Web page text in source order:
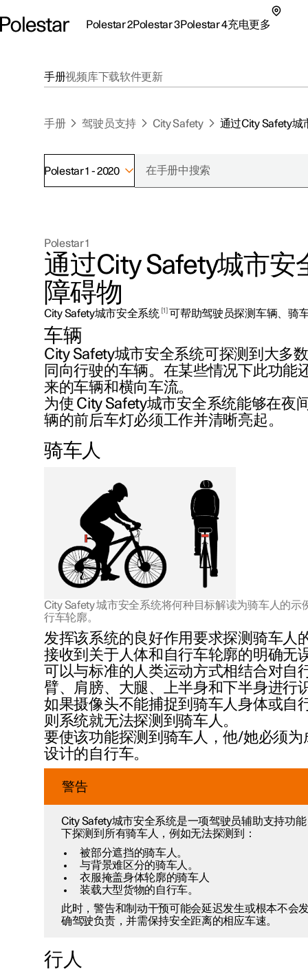
Polestar 2Polestar 3Polestar 4充电更多
联系我们
极星官方二手车
探索Polestar 3
联系我们
公共充电
家庭充电
车主服务
新闻
注册新闻
手册视频库下载软件更新
手册 驾驶员支持 City Safety 通过City Safety城
Polestar 1 - 2020
Polestar 1
通过City Safety城市安
障碍物
City Safety城市安全系统 1 可帮助驾驶员探测车辆、骑
车辆
City Safety城市安全系统可探测到大多
同向行驶的车辆。在某些情况下此功能
来的车辆和横向车流。
为使 City Safety城市安全系统能够在夜
辆的前后车灯必须工作并清晰亮起。
骑车人
City Safety 城市安全系统将何种目标解读为骑车人的
行车轮廓。
发挥该系统的良好作用要求探测骑车人
接收到关于人体和自行车轮廓的明确无
可以与标准的人类运动方式相结合对自
臂、肩膀、大腿、上半身和下半身进行
如果摄像头不能捕捉到骑车人身体或自
则系统就无法探测到骑车人。
要使该功能探测到骑车人，他/她必须为
设计的自行车。
警告
City Safety城市安全系统是一项驾驶员辅助支持功
下探测到所有骑车人，例如无法探测到：
被部分遮挡的骑车人。
与背景难区分的骑车人。
衣服掩盖身体轮廓的骑车人
装载大型货物的自行车。
此时，警告和制动干预可能会延迟发生或根本不会
确驾驶负责，并需保持安全距离的相应车速。
行人